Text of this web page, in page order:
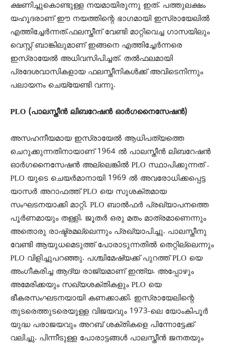
ക്ഷണിച്ചുകൊണ്ടുള്ള നയമായിരുന്നു ഇത്. പത്തുലക്ഷം
യഹൂദരാണ് ഈ നയത്തിന്റെ ഭാഗമായി ഇസ്രായേലില്‍
എത്തിച്ചേര്‍ന്നത്.ഫലസ്തീന് വേണ്ടി മാറ്റിവെച്ച ഗാസയിലും
വെസ്റ്റ് ബാങ്കിലുമാണ് ഇങ്ങനെ എത്തിച്ചേര്‍ന്നരെ
ഇസ്രായേല്‍ അധിവസിപിച്ചത്. തല്‍ഫലമായി
പ്രദേശവാസികളായ ഫലസ്തീനികള്‍ക്ക് അവിടെനിന്നും
പലായനം ചെയ്യേണ്ടി വന്നു.
PLO (പാലസ്തീന്‍ ലിബറേഷന്‍ ഓര്‍ഗനൈസേഷന്‍)
അസഹനീയമായ ഇസ്രായേല്‍ ആധിപത്യത്തെ
ചെറുക്കുന്നതിനായാണ് 1964 ല്‍ പാലസ്തീന്‍ ലിബറേഷന്‍
ഓര്‍ഗനൈസേഷന്‍ അല്ലെങ്കില്‍ PLO സ്ഥാപിക്കുന്നത് .
PLO യുടെ ചെയര്‍മാനായി 1969 ല്‍ അവരോധിക്കപ്പെട്ട
യാസര്‍ അറാഫത്ത് PLO യെ സുശക്തമായ
സംഘടനയാക്കി മാറ്റി. PLO ബാല്‍ഫര്‍ പ്രഖ്യാപനത്തെ
പൂര്‍ണമായും തള്ളി. ജൂതര്‍ ഒരു മതം മാത്രമാണെന്നും
അതൊരു രാഷ്ട്രമല്ലെന്നും പ്രഖ്യാപിച്ചു. പാലസ്തീനു
വേണ്ടി ആയുധമെടുത്ത് പോരാടുന്നതില്‍ തെറ്റില്ലെന്നും
PLO വിളിച്ചുപറഞ്ഞു. പശ്ചിമേഷ്യക്ക് പുറത്ത് PLO യെ
അംഗീകരിച്ച ആദ്യ രാജ്യമാണ് ഇന്ത്യ. അപ്പോഴും
അമേരിക്കയും സഖ്യശക്തികളും PLO യെ
ഭീകരസംഘടനയായി കണക്കാക്കി. ഇസ്രായേലിന്റെ
തുടരെത്തുടരെയുള്ള വിജയവും 1973-ലെ യോംകിപൂര്‍
യുദ്ധ പരാജയവും അറബ് ശക്തികളെ പിന്നോട്ടേക്ക്
വലിച്ചു. പിന്നീടുള്ള പോരാട്ടങ്ങള്‍ പാലസ്തീന്‍ ജനതയും